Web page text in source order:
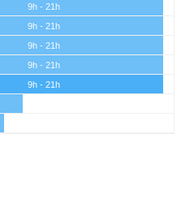
9h - 21h
9h - 21h
9h - 21h
9h - 21h
9h - 21h